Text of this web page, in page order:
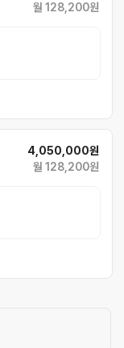
월 128,200원
4,050,000원
월 128,200원